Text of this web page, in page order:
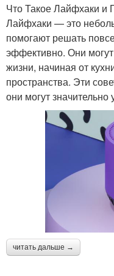
Что Такое Лайфхаки
Лайфхаки — это
помогают решать
эффективно. Они могут
жизни, начиная от
пространства. Эти
они могут
читать дальше →